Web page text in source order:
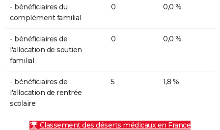
- bénéficiaires du
complément familial
0 0,0 %
- bénéficiaires de
l'allocation de soutien
familial
0 0,0 %
- bénéficiaires de
l'allocation de rentrée
scolaire
5 1,8 %
Classement des déserts médicaux en France